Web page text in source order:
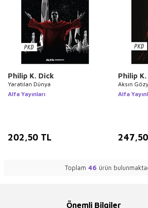
Philip K. Dick
Yaratılan Dünya
Alfa Yayınları
202,50 TL
Philip
Aksın
Alfa
247,50
Toplam 46 ürün
Önemli Bilgiler